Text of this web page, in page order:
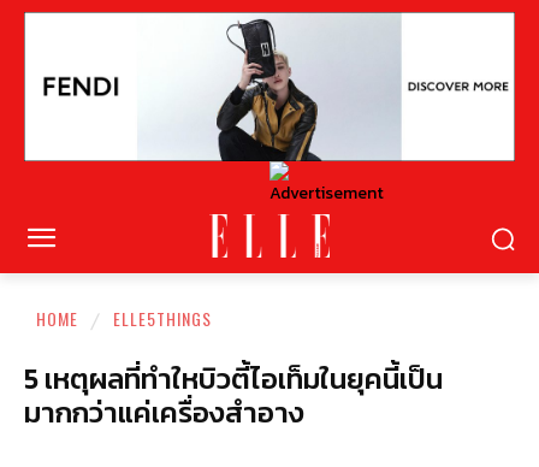
HOME ELLE5THINGS
5 เหตุผลที่ทำใหบิวตี้ไอเท็มในยุคนี้เป็น
มากกว่าแค่เครื่องสำอาง